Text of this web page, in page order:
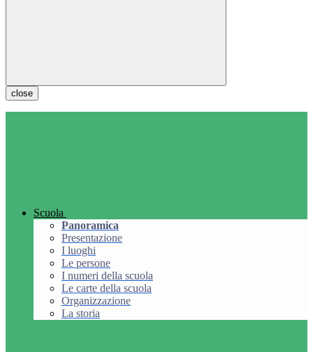
close
Scuola
Panoramica
Presentazione
I luoghi
Le persone
I numeri della scuola
Le carte della scuola
Organizzazione
La storia